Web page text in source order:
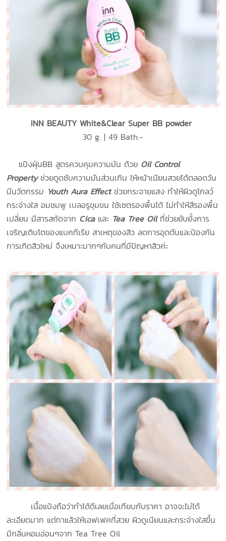
INN BEAUTY White&Clear Super BB powder
30 g. | 49 Bath.-
แป้งฝุ่นBB สูตรควบคุมความมัน ด้วย Oil Control
Property ช่วยดูดซับความมันส่วนเกิน ให้หน้าเนียนสวยได้ตลอดวัน
มีนวัตกรรม Youth Aura Effectช่วยกระจายแสง ทำให้ผิวดูโกลว์
กระจ่างใส อมชมพู เบลอรูขุมขน ใช้เซตรองพื้นได้ ไม่ทำให้สีรองพื้น
เปลี่ยน มีสารสกัดจาก Cica และ Tea Tree Oil ที่ช่วยยับยั้งการ
เจริญเติบโตของแบคทีเรีย สาเหตุของสิว ลดการอุดตันและป้องกัน
การเกิดสิวใหม่ จึงเหมาะมากๆกับคนที่มีปัญหาสิวค่ะ
เนื้อแป้งถือว่าทำได้ดีเลยเมื่อเทียบกับราคา อาจจะไม่ได้
ละเอียดมาก แต่ทาแล้วให้เอฟเฟคที่สวย ผิวดูเนียนและกระจ่างใสขึ้น
มีกลิ่นหอมอ่อนๆจาก Tea Tree Oil